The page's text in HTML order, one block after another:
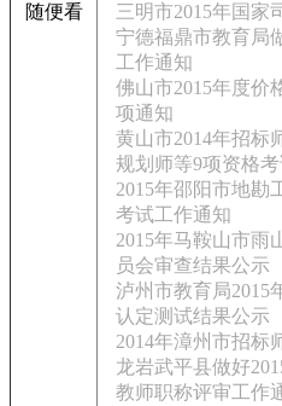
随便看
三明市2015年国家
宁德福鼎市教育局
工作通知
佛山市2015年度价
项通知
黄山市2014年招标
规划师等9项资格
2015年邵阳市地勘
考试工作通知
2015年马鞍山市雨
员会审查结果公示
泸州市教育局2015
认定测试结果公示
2014年漳州市招标
龙岩武平县做好
教师职称评审工作